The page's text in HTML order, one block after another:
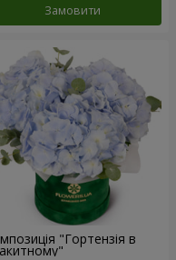
Замовити
"Гортензія в